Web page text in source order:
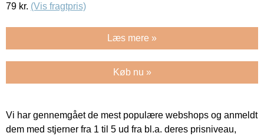
79 kr. (Vis fragtpris)
Læs mere »
Køb nu »
Vi har gennemgået de mest populære webshops og anmeldt
dem med stjerner fra 1 til 5 ud fra bl.a. deres prisniveau,